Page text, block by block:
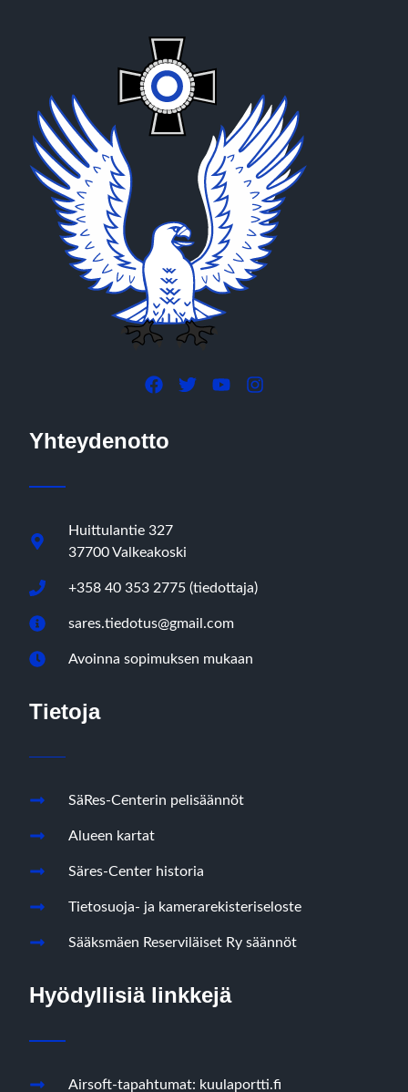
Yhteydenotto
Huittulantie 327
37700 Valkeakoski
+358 40 353 2775 (tiedottaja)
sares.tiedotus@gmail.com
Avoinna sopimuksen mukaan
Tietoja
SäRes-Centerin pelisäännöt
Alueen kartat
Säres-Center historia
Tietosuoja- ja kamerarekisteriseloste
Sääksmäen Reserviläiset Ry säännöt
Hyödyllisiä linkkejä
Airsoft-tapahtumat: kuulaportti.fi